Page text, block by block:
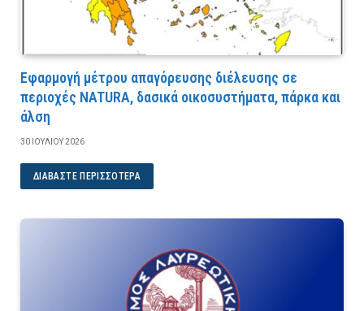
Εφαρμογή μέτρου απαγόρευσης διέλευσης σε
περιοχές NATURA, δασικά οικοσυστήματα, πάρκα και
άλση
30 ΙΟΥΛΊΟΥ 2026
ΔΙΑΒΆΣΤΕ ΠΕΡΙΣΣΌΤΕΡΑ